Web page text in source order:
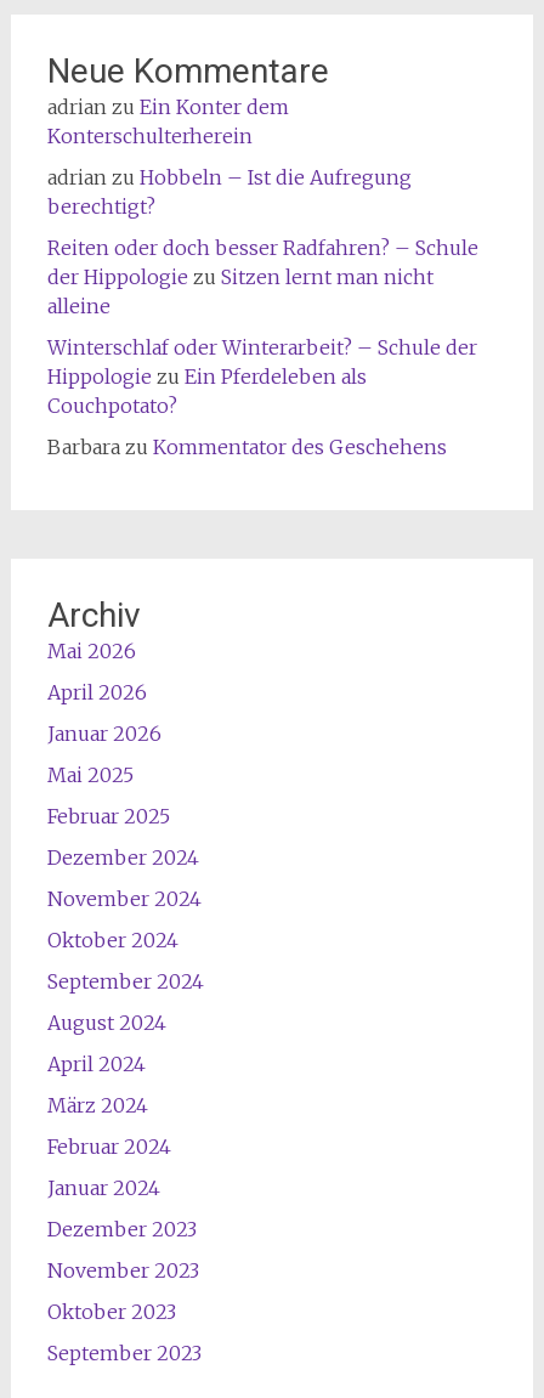
Neue Kommentare
adrian zu Ein Konter dem
Konterschulterherein
adrian zu Hobbeln – Ist die Aufregung
berechtigt?
Reiten oder doch besser Radfahren? – Schule
der Hippologie zu Sitzen lernt man nicht
alleine
Winterschlaf oder Winterarbeit? – Schule der
Hippologie zu Ein Pferdeleben als
Couchpotato?
Barbarazu Kommentator des Geschehens
Archiv
Mai 2026
April 2026
Januar 2026
Mai 2025
Februar 2025
Dezember 2024
November 2024
Oktober 2024
September 2024
August 2024
April 2024
März 2024
Februar 2024
Januar 2024
Dezember 2023
November 2023
Oktober 2023
September 2023